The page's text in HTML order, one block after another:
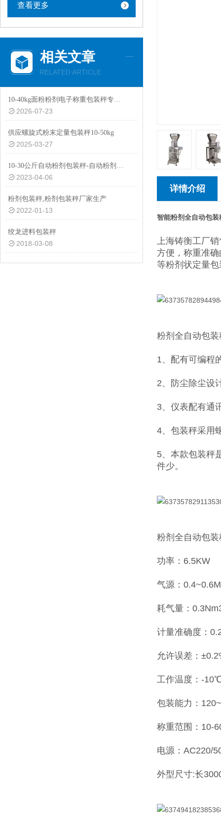
查看更多
相关文章
RELATED ARTICLE
10-40kg面粉粉剂电子称重包装秤专用设备
2026-07-23
供应螺旋式粉末定量包装秤10-50kg
2025-03-27
10-30公斤自动粉剂包装秤-自动粉剂防尘防爆功能包装机厂家生产
2023-04-06
粉剂包装秤,粉剂包装秤厂家生产
2022-01-13
绞龙进料包装秤
2018-03-08
详情介绍
智能粉剂全自动包装
上海铸衡工厂
方便，称重准
等粉剂状定量包
粉剂全自动包装
1、配有可编程
2、防尘除尘设
3、仪表配有通
4、包装秤采用
5、本款包装秤
件少。
粉剂全自动包装
功率：6.5KW
气源：
耗气量：
计量准确度：
允许误差：
工作温度：-
包装能力：
称重范围：10-
电源：AC220/
外型尺寸:长